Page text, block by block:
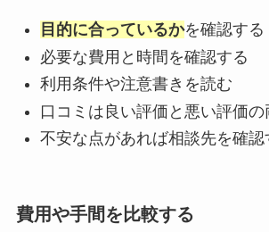
目的に合っているかを確認する
必要な費用と時間を確認する
利用条件や注意書きを読む
口コミは良い評価と悪い評価の
不安な点があれば相談先を確認
費用や手間を比較する